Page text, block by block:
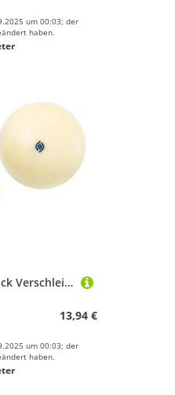
um 00:03; der
haben.
TOYANDONA 2 Stück Verschleißfeste Billard weiße Kugeln aus Widerstandsfähigem Harz Professionelle Ersatzkugeln für Pool Snooker tische für Training und Spielspaß
13,94 €
um 00:03; der
haben.